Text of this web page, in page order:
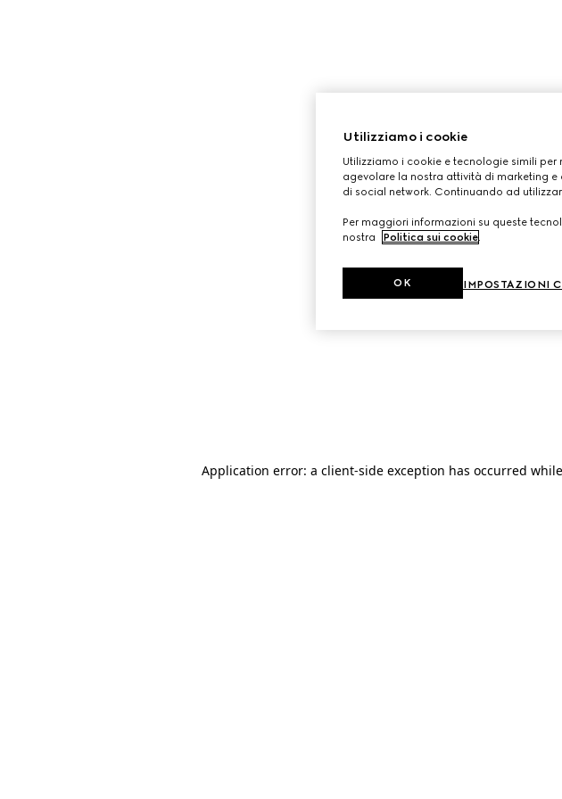
Application error: a client-side exception has occurred
Utilizziamo i cookie
Utilizziamo i cookie e tecnologie simili
agevolare la nostra attività di marketing
di social network. Continuando ad
Per maggiori informazioni su queste
nostra
Politica sui cookie.
IMPOSTAZIONI
OK